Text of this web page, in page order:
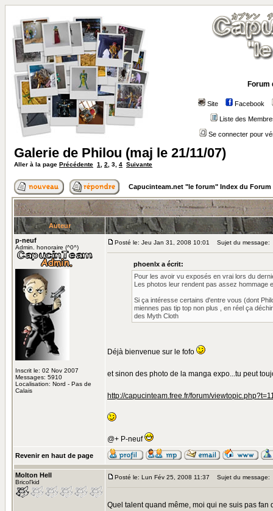
Forum
Site Facebook
Liste des
Se connecter pour
Galerie de Philou (maj le 21/11/07)
Aller à la page Précédente 1 2 3 4 Suivante
Capucinteam.net "le forum" Index du Forum
Auteur
p-neuf
Admin. honoraire (^0^)
Inscrit le: 02 Nov 2007
Messages: 5910
Localisation: Nord - Pas de
Calais
Posté le: Jeu Jan 31, 2008 10:01 Sujet du message:
phoenlx a écrit:
Pour les avoir vu exposés en vrai lors du
Les photos leur rendent pas assez hommage
Si ça intéresse certains d'entre vous (dont
miennes pas tip top non plus , en réel ça
des Myth Cloth
Déjà bienvenue sur le fofo
et sinon des photo de la manga expo...tu peut
http://capucinteam.free.fr/forum/
@+ P-neuf
Revenir en haut de page
Molton Hell
Bricol'kid
Posté le: Lun Fév 25, 2008 11:37 Sujet du message:
Quel talent quand même, moi qui ne suis pas